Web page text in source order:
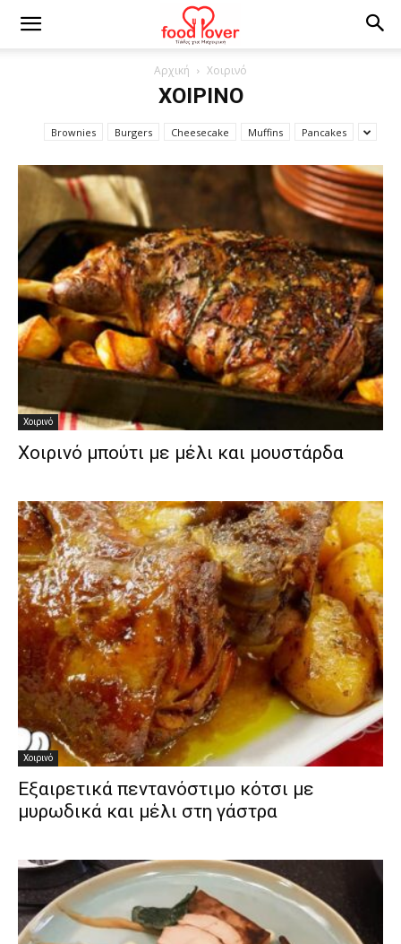
Αρχική Χοιρινό
ΧΟΙΡΙΝΌ
Brownies Burgers Cheesecake Muffins Pancakes
Χοιρινό
Χοιρινό μπούτι με μέλι και μουστάρδα
Χοιρινό
Εξαιρετικά πεντανόστιμο κότσι με
μυρωδικά και μέλι στη γάστρα